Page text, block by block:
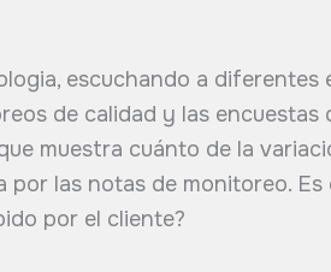
escuchando a
de calidad y las
muestra cuánto de la
las notas de monitoreo.
por el cliente?